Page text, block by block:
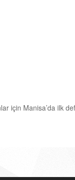
için Manisa’da ilk